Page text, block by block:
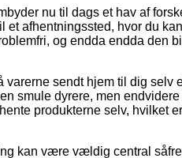
nu til dags et hav af
afhentningssted, hvor du
og endda endda den
sendt hjem til dig selv
smule dyrere, men
produkterne selv, hvilket
kan være vældig central